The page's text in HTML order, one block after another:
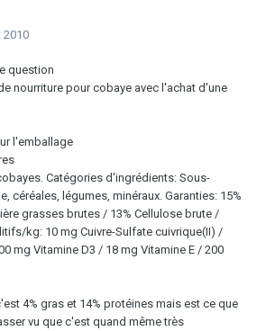
2010
question
nourriture pour cobaye avec l'achat d'une
l'emballage
Catégories d'ingrédients: Sous-
céréales, légumes, minéraux. Garanties: 15%
grasses brutes / 13% Cellulose brute /
kg: 10 mg Cuivre-Sulfate cuivrique(II) /
mg Vitamine D3 / 18 mg Vitamine E / 200
4% gras et 14% protéines mais est ce que
vu que c'est quand même très